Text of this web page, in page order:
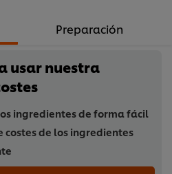
Preparación
usar nuestra
ingredientes de forma fácil
costes de los ingredientes